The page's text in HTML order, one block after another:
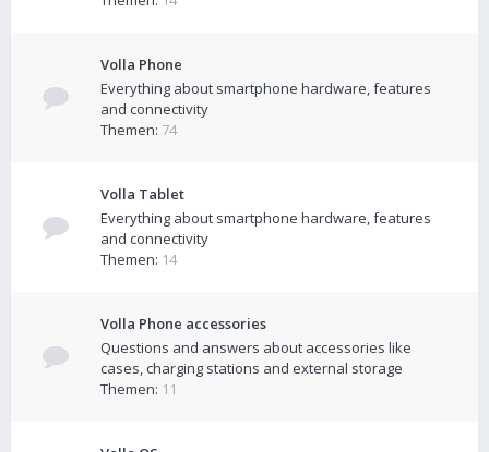
Volla Phone
Everything about smartphone hardware, features
and connectivity
Themen: 74
Volla Tablet
Everything about smartphone hardware, features
and connectivity
Themen: 14
Volla Phone accessories
Questions and answers about accessories like
cases, charging stations and external storage
Themen: 11